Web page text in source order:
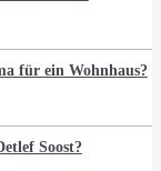
für ein Wohnhaus?
Soost?